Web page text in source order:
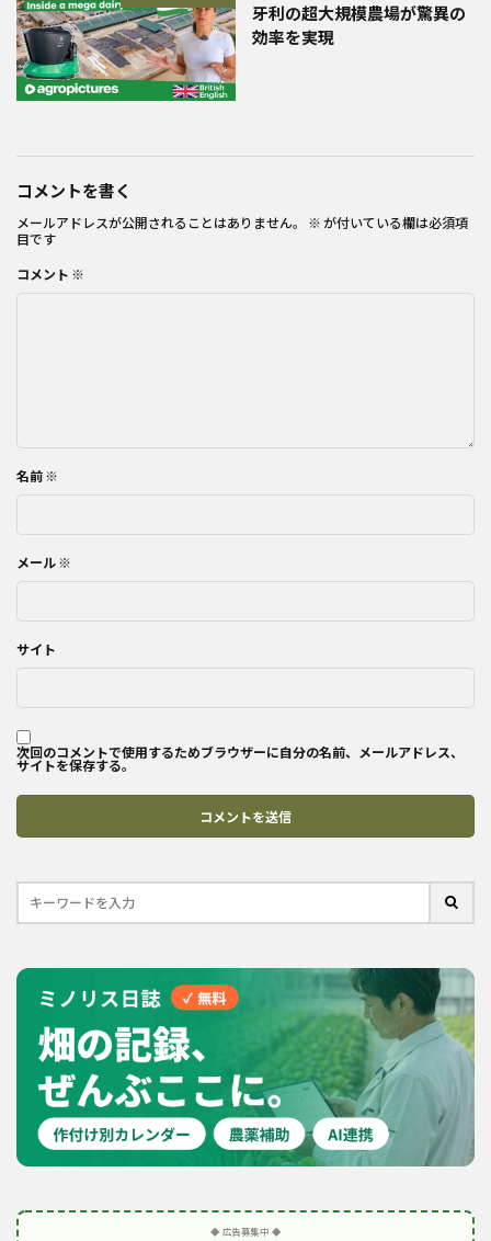
牙利の超大規模農場が驚異の
効率を実現
コメントを書く
メールアドレスが公開されることはありません。 ※ が付いている欄は必須項
目です
コメント ※
名前 ※
メール ※
サイト
次回のコメントで使用するためブラウザーに自分の名前、メールアドレス、
サイトを保存する。
◆ 広告募集中 ◆